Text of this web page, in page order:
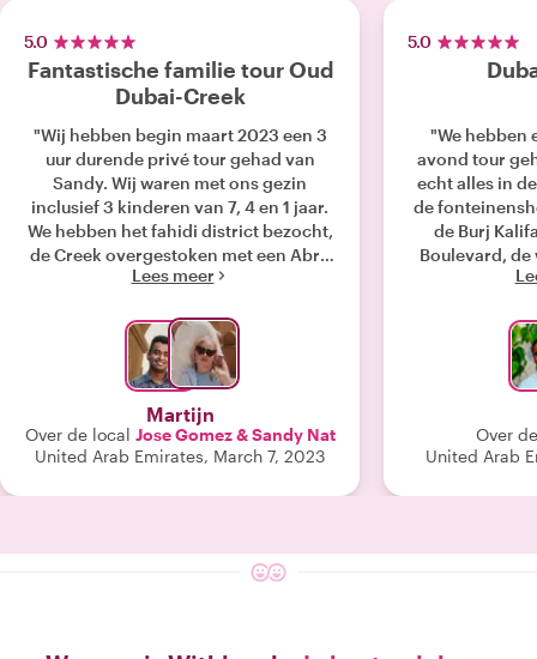
5.0
Fantastische familie tour Oud
Dubai-Creek
"Wij hebben begin maart 2023 een 3
uur durende privé tour gehad van
Sandy. Wij waren met ons gezin
inclusief 3 kinderen van 7, 4 en 1 jaar.
We hebben het fahidi district bezocht,
de Creek overgestoken met een Abra
boot en daarna verschillende souks
horen mopperen, ook voor hun was
het allemaal erg interessant om te zien
en te ervaren. Tijdens deze tour
hebben wij veel informatie gekregen
over de verschillende
bezienswaardigheden, de historie en
het huidige Dubai en UAE. Wij hebben
Sandy als een zeer prettig persoon
veel kennis over Dubai en de UAE
Lees meer
Martijn
Over de local Jose Gomez & Sandy Nat
United Arab Emirates, March 7, 2023
5.0
"We hebben
avond tour
echt alles in
de
de Burj
Boulevard,
Ontzettend
stellen die
wijzer
Dubai.
Over
United Arab